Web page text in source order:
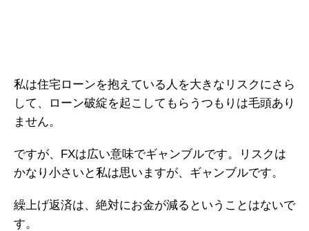
私は住宅ローンを抱えている人を大きなリスクにさら
して、ローン破綻を起こしてもらうつもりは毛頭あり
ません。
ですが、FXは広い意味でギャンブルです。リスクは
かなり小さいと私は思いますが、ギャンブルです。
繰上げ返済は、絶対にお金が減るということはないで
す。